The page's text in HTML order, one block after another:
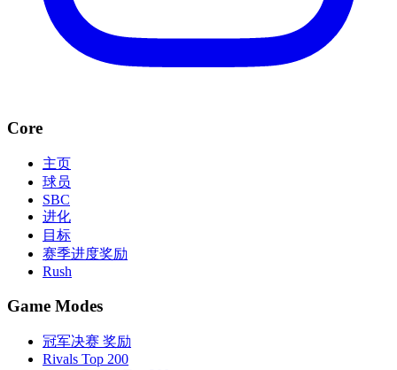
Core
主页
球员
SBC
进化
目标
赛季进度奖励
Rush
Game Modes
冠军决赛 奖励
Rivals Top 200